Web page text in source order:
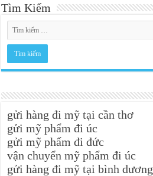
Tìm Kiếm
gửi hàng đi mỹ tại cần thơ
gửi mỹ phẩm đi úc
gửi mỹ phẩm đi đức
vận chuyển mỹ phẩm đi úc
gửi hàng đi mỹ tại bình dương